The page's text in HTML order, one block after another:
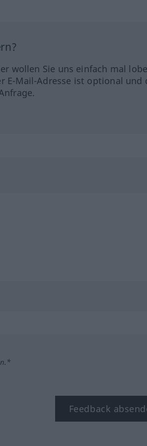
wollen Sie uns einfach mal
E-Mail-Adresse ist optional und
Feedback